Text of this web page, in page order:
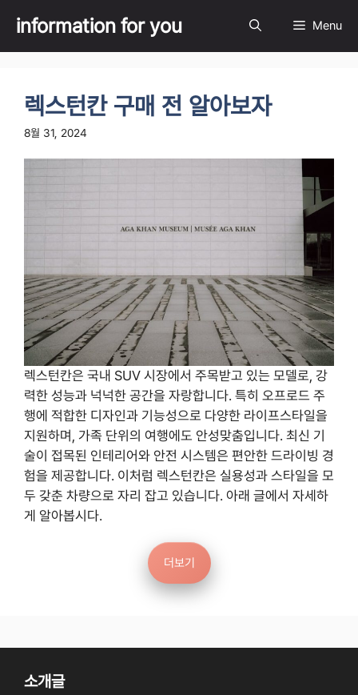
content
information for you Menu
렉스턴칸 구매 전 알아보자
8월 31, 2024
렉스턴칸은 국내 SUV 시장에서 주목받고 있는 모델로, 강
력한 성능과 넉넉한 공간을 자랑합니다. 특히 오프로드 주
행에 적합한 디자인과 기능성으로 다양한 라이프스타일을
지원하며, 가족 단위의 여행에도 안성맞춤입니다. 최신 기
술이 접목된 인테리어와 안전 시스템은 편안한 드라이빙 경
험을 제공합니다. 이처럼 렉스턴칸은 실용성과 스타일을 모
두 갖춘 차량으로 자리 잡고 있습니다. 아래 글에서 자세하
게 알아봅시다.
더보기
소개글